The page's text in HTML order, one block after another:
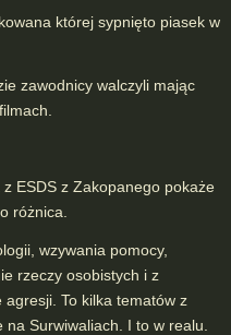
której sypnięto piasek w
zawodnicy walczyli mając
ESDS z Zakopanego pokaże
różnica.
wzywania pomocy,
rzeczy osobistych i z
To kilka tematów z
Surwiwaliach. I to w realu.